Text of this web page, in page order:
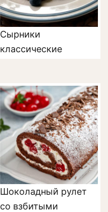
Сырники
классические
Шоколадный рулет
со взбитыми